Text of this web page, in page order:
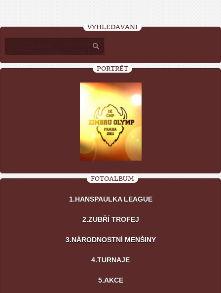
VYHLEDÁVÁNÍ
PORTRÉT
FOTOALBUM
1.HANSPAULKA LEAGUE
2.ZUBŘÍ TROFEJ
3.NÁRODNOSTNÍ MENŠINY
4.TURNAJE
5.AKCE